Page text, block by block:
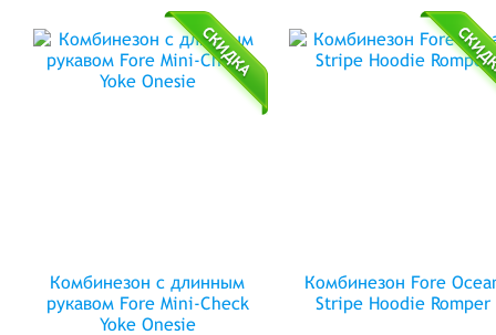
Комбинезон с длинным
рукавом Fore Mini-Check
Yoke Onesie
Комбинезон Fore
Stripe Hoodie Romper